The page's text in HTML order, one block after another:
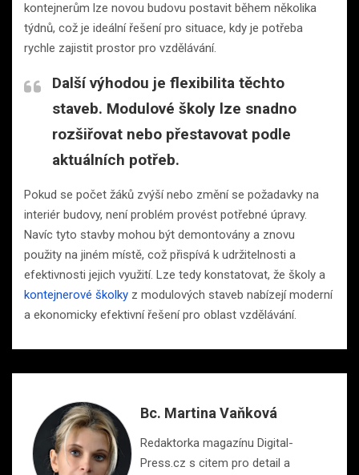
kontejnerům lze novou budovu postavit během několika
týdnů, což je ideální řešení pro situace, kdy je potřeba
rychle zajistit prostor pro vzdělávání.
Další výhodou je flexibilita těchto
staveb. Modulové školy lze snadno
rozšiřovat nebo přestavovat podle
aktuálních potřeb.
Pokud se počet žáků zvýší nebo změní se požadavky na
interiér budovy, není problém provést potřebné úpravy.
Navíc tyto stavby mohou být demontovány a znovu
použity na jiném místě, což přispívá k udržitelnosti a
efektivnosti jejich využití. Lze tedy konstatovat, že školy a
kontejnerové školky z modulových staveb nabízejí moderní
a ekonomicky efektivní řešení pro oblast vzdělávání.
Bc. Martina Vaňková
Redaktorka magazínu Digital-
Press.cz s citem pro detail a